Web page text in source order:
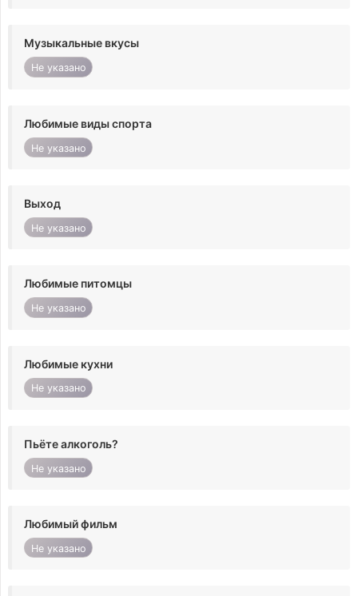
Музыкальные вкусы
Не указано
Любимые виды спорта
Не указано
Выход
Не указано
Любимые питомцы
Не указано
Любимые кухни
Не указано
Пьёте алкоголь?
Не указано
Любимый фильм
Не указано